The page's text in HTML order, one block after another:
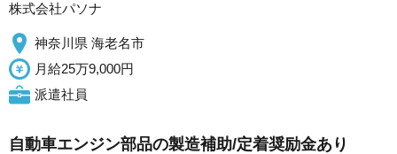
株式会社パソナ
神奈川県 海老名市
月給25万9,000円
派遣社員
自動車エンジン部品の製造補助/定着奨励金あり